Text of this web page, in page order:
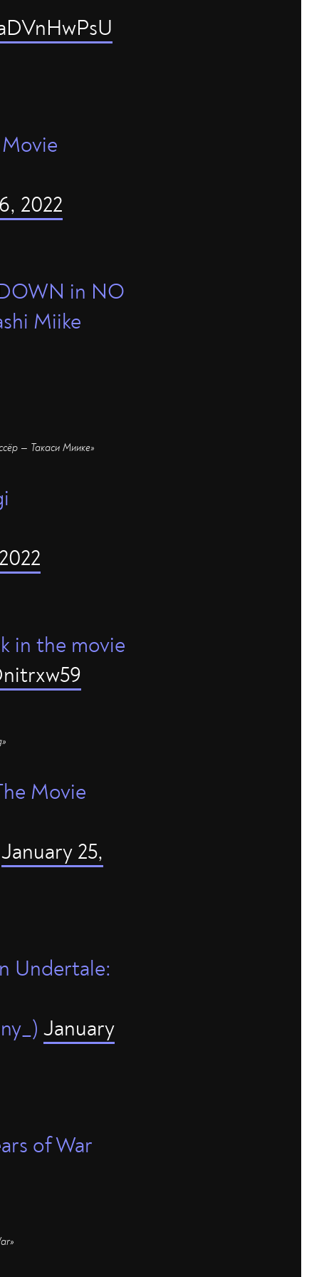
2022
in NO
Miike
— Такаси Миике»
in the movie
Movie
January 25,
Undertale:
January
of War